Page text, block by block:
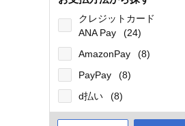
クレジットカード
ANA Pay
(24)
AmazonPay
(8)
PayPay
(8)
d払い
(8)